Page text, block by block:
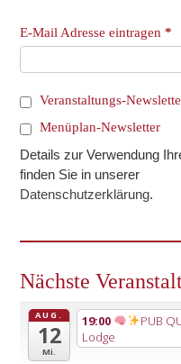
E-Mail Adresse eintragen*
Veranstaltungs-
Menüplan-Newsletter
Details zur Verwendung
finden Sie in unserer
Datenschutzerklärung.
Nächste
AUG.
12
Mi.
19:00 PUB
Lodge